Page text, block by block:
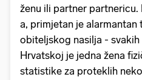
ženu ili partner
a, primjetan je alarmantan
obiteljskog nasilja -
Hrvatskoj je jedna žena
statistike za proteklih